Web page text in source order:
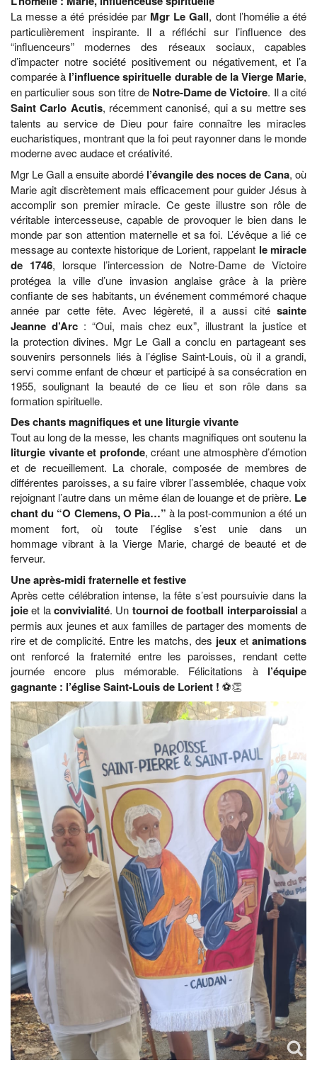
La messe a été présidée par Mgr Le Gall, dont l’homélie a été
particulièrement inspirante. Il a réfléchi sur l’influence des
“influenceurs” modernes des réseaux sociaux, capables
d’impacter notre société positivement ou négativement, et l’a
comparée à l’influence spirituelle durable de la Vierge Marie,
en particulier sous son titre de Notre-Dame de Victoire. Il a cité
Saint Carlo Acutis, récemment canonisé, qui a su mettre ses
talents au service de Dieu pour faire connaître les miracles
eucharistiques, montrant que la foi peut rayonner dans le monde
moderne avec audace et créativité.
Mgr Le Gall a ensuite abordé l’évangile des noces de Cana, où
Marie agit discrètement mais efficacement pour guider Jésus à
accomplir son premier miracle. Ce geste illustre son rôle de
véritable intercesseuse, capable de provoquer le bien dans le
monde par son attention maternelle et sa foi. L’évêque a lié ce
message au contexte historique de Lorient, rappelant le miracle
de 1746, lorsque l’intercession de Notre-Dame de Victoire
protégea la ville d’une invasion anglaise grâce à la prière
confiante de ses habitants, un événement commémoré chaque
année par cette fête. Avec légèreté, il a aussi cité sainte
Jeanne d’Arc: “Oui, mais chez eux”, illustrant la justice et
la protection divines. Mgr Le Gall a conclu en partageant ses
souvenirs personnels liés à l’église Saint-Louis, où il a grandi,
servi comme enfant de chœur et participé à sa consécration en
1955, soulignant la beauté de ce lieu et son rôle dans sa
formation spirituelle.
Des chants magnifiques et une liturgie vivante
Tout au long de la messe, les chants magnifiques ont soutenu la
liturgie vivante et profonde, créant une atmosphère d’émotion
et de recueillement. La chorale, composée de membres de
différentes paroisses, a su faire vibrer l’assemblée, chaque voix
rejoignant l’autre dans un même élan de louange et de prière. Le
chant du “O Clemens, O Pia…” à la post-communion a été un
moment fort, où toute l’église s’est unie dans un
hommage vibrant à la Vierge Marie, chargé de beauté et de
ferveur.
Une après-midi fraternelle et festive
Après cette célébration intense, la fête s’est poursuivie dans la
joieet laconvivialité. Un tournoi de football interparoissial a
permis aux jeunes et aux familles de partager des moments de
rire et de complicité. Entre les matchs, des jeux et animations
ont renforcé la fraternité entre les paroisses, rendant cette
journée encore plus mémorable. Félicitations à l’équipe
gagnante : l’église Saint-Louis de Lorient ! ⚽👏